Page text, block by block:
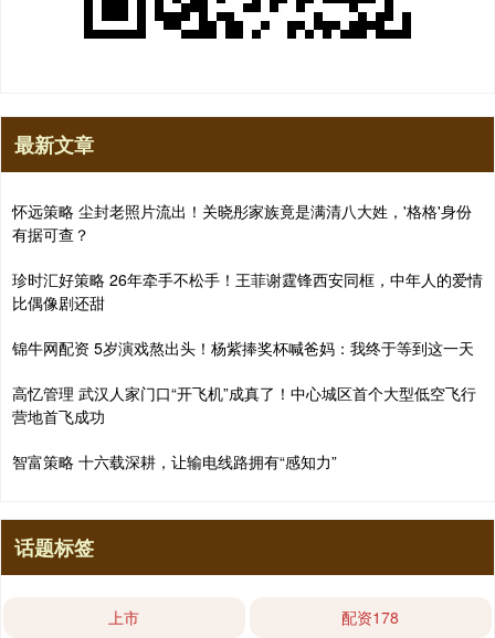
最新文章
怀远策略 尘封老照片流出！关晓彤家族竟是满清八大姓，'格格'身份
有据可查？
珍时汇好策略 26年牵手不松手！王菲谢霆锋西安同框，中年人的爱情
比偶像剧还甜
锦牛网配资 5岁演戏熬出头！杨紫捧奖杯喊爸妈：我终于等到这一天
高忆管理 武汉人家门口“开飞机”成真了！中心城区首个大型低空飞行
营地首飞成功
智富策略 十六载深耕，让输电线路拥有“感知力”
话题标签
上市 配资178